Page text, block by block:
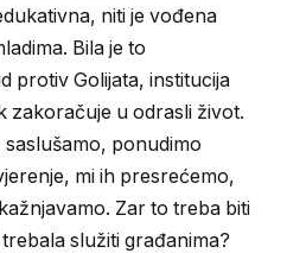
niti je vođena
Bila je to
protiv Golijata, institucija
zakoračuje u odrasli život.
ponudimo
mi ih presrećemo,
Zar to treba biti
služiti građanima?